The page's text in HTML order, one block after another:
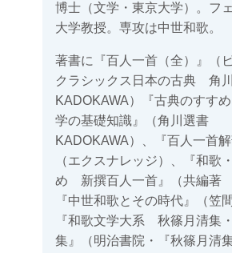
博士（文学・東京大学）。フ
大学教授。専攻は中世和歌。
著書に『百人一首（全）』（
クラシックス日本の古典 角
KADOKAWA）『古典のすす
学の基礎知識』（角川選書
KADOKAWA）、『百人一首解
（エクスナレッジ）、『和歌
め 新撰百人一首』（共編著
『中世和歌とその時代』（笠
『和歌文学大系 秋篠月清集
集』（明治書院・『秋篠月清